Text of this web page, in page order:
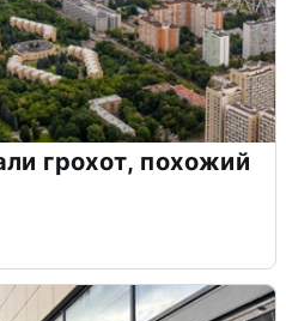
грохот, похожий